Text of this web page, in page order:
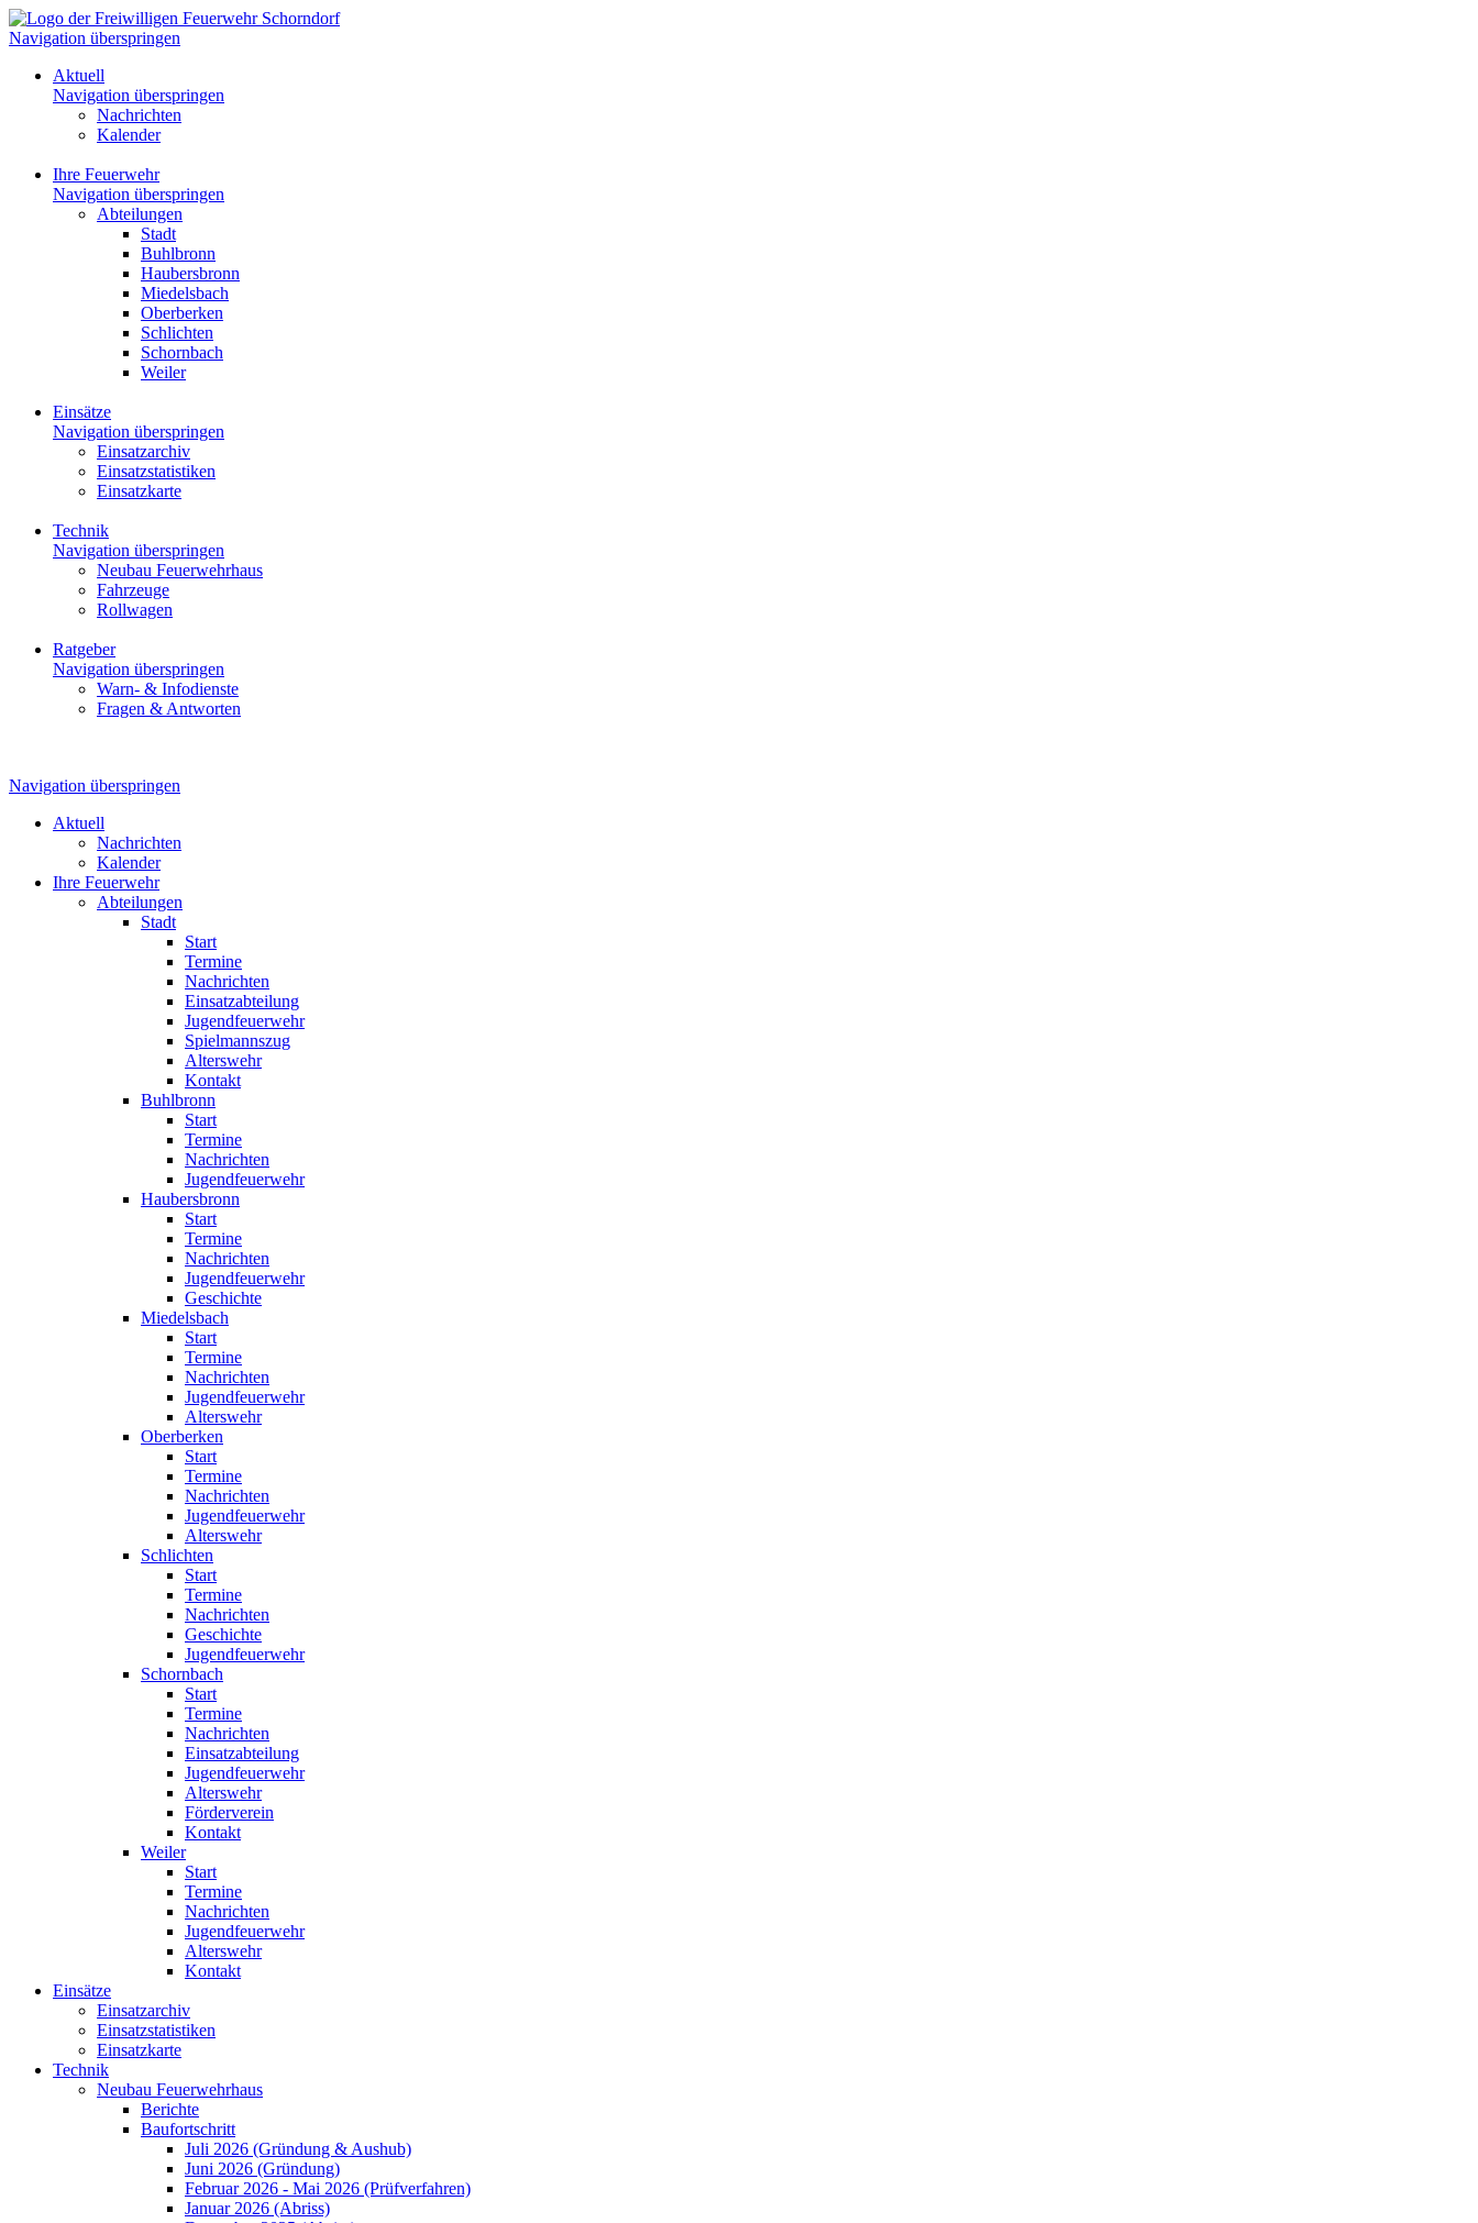
Navigation überspringen
Aktuell
Navigation überspringen
Nachrichten
Kalender
Ihre Feuerwehr
Navigation überspringen
Abteilungen
Stadt
Buhlbronn
Haubersbronn
Miedelsbach
Oberberken
Schlichten
Schornbach
Weiler
Einsätze
Navigation überspringen
Einsatzarchiv
Einsatzstatistiken
Einsatzkarte
Technik
Navigation überspringen
Neubau Feuerwehrhaus
Fahrzeuge
Rollwagen
Ratgeber
Navigation überspringen
Warn- & Infodienste
Fragen & Antworten
Navigation überspringen
Aktuell
Nachrichten
Kalender
Ihre Feuerwehr
Abteilungen
Stadt
Start
Termine
Nachrichten
Einsatzabteilung
Jugendfeuerwehr
Spielmannszug
Alterswehr
Kontakt
Buhlbronn
Start
Termine
Nachrichten
Jugendfeuerwehr
Haubersbronn
Start
Termine
Nachrichten
Jugendfeuerwehr
Geschichte
Miedelsbach
Start
Termine
Nachrichten
Jugendfeuerwehr
Alterswehr
Oberberken
Start
Termine
Nachrichten
Jugendfeuerwehr
Alterswehr
Schlichten
Start
Termine
Nachrichten
Geschichte
Jugendfeuerwehr
Schornbach
Start
Termine
Nachrichten
Einsatzabteilung
Jugendfeuerwehr
Alterswehr
Förderverein
Kontakt
Weiler
Start
Termine
Nachrichten
Jugendfeuerwehr
Alterswehr
Kontakt
Einsätze
Einsatzarchiv
Einsatzstatistiken
Einsatzkarte
Technik
Neubau Feuerwehrhaus
Berichte
Baufortschritt
Juli 2026 (Gründung & Aushub)
Juni 2026 (Gründung)
Februar 2026 - Mai 2026 (Prüfverfahren)
Januar 2026 (Abriss)